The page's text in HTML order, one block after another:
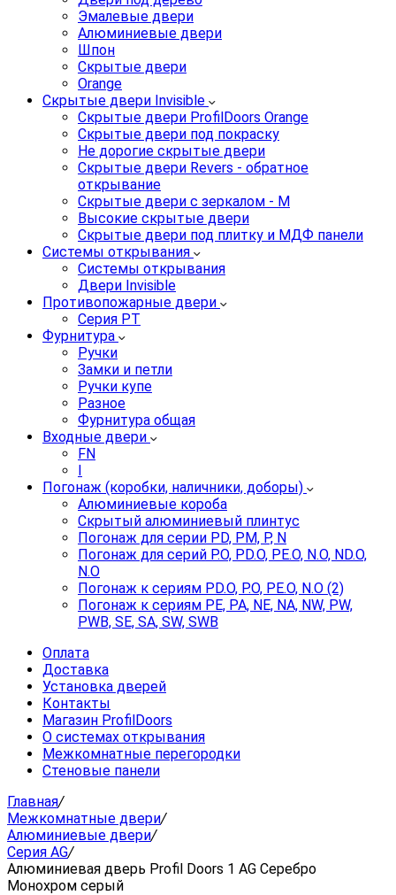
Эмалевые двери
Алюминиевые двери
Шпон
Скрытые двери
Orange
Скрытые двери Invisible
Скрытые двери ProfilDoors Orange
Скрытые двери под покраску
Не дорогие скрытые двери
Скрытые двери Revers - обратное
открывание
Скрытые двери с зеркалом - M
Высокие скрытые двери
Скрытые двери под плитку и МДФ панели
Системы открывания
Системы открывания
Двери Invisible
Противопожарные двери
Серия PT
Фурнитура
Ручки
Замки и петли
Ручки купе
Разное
Фурнитура общая
Входные двери
FN
I
Погонаж (коробки, наличники, доборы)
Алюминиевые короба
Скрытый алюминиевый плинтус
Погонаж для серии PD, PM, P, N
Погонаж для серий P.O, PD.O, PE.O, N.O, ND.O,
N.O
Погонаж к сериям PD.O, P.O, PE.O, N.O (2)
Погонаж к сериям PE, PA, NE, NA, NW, PW,
PWB, SE, SA, SW, SWB
Оплата
Доставка
Установка дверей
Контакты
Магазин ProfilDoors
О системах открывания
Межкомнатные перегородки
Стеновые панели
Главная/
Межкомнатные двери/
Алюминиевые двери/
Серия AG/
Алюминиевая дверь Profil Doors 1 AG Серебро
Монохром серый